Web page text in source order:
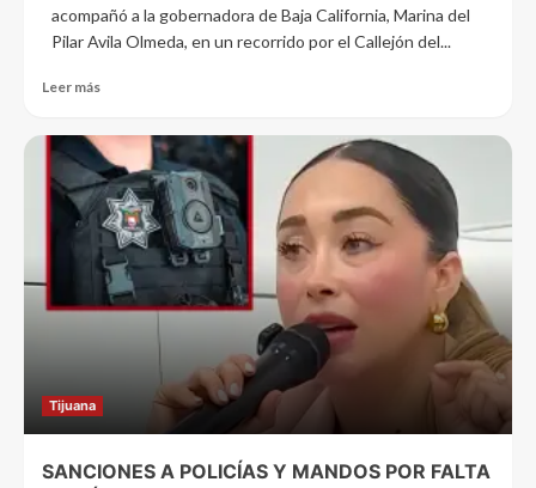
acompañó a la gobernadora de Baja California, Marina del
Pilar Avila Olmeda, en un recorrido por el Callejón del...
Leer más
Tijuana
SANCIONES A POLICÍAS Y MANDOS POR FALTA